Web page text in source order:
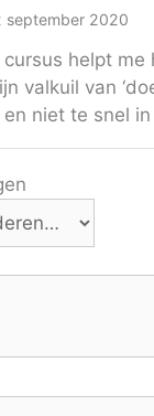
september 2020
cursus helpt
valkuil van
niet te snel